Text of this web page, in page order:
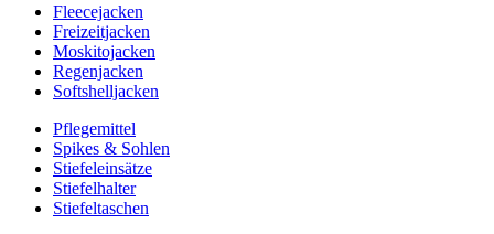
Fleecejacken
Freizeitjacken
Moskitojacken
Regenjacken
Softshelljacken
Pflegemittel
Spikes & Sohlen
Stiefeleinsätze
Stiefelhalter
Stiefeltaschen